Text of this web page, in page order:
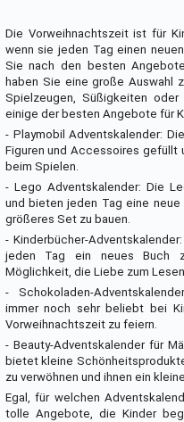
Die Vorweihnachtszeit ist für
wenn sie jeden Tag einen
Sie nach den besten
haben Sie eine große Auswahl
Spielzeugen, Süßigkeiten
einige der besten Angebote für
- Playmobil Adventskalender:
Figuren und Accessoires gefüllt
beim Spielen.
- Lego Adventskalender: Die
und bieten jeden Tag eine neue
größeres Set zu bauen.
- Kinderbücher-
jeden Tag ein neues Buch
Möglichkeit, die Liebe zum
- Schokoladen-
immer noch sehr beliebt bei
Vorweihnachtszeit zu feiern.
- Beauty-Adventskalender für
bietet kleine
zu verwöhnen und ihnen ein
Egal, für welchen
tolle Angebote, die Kinder